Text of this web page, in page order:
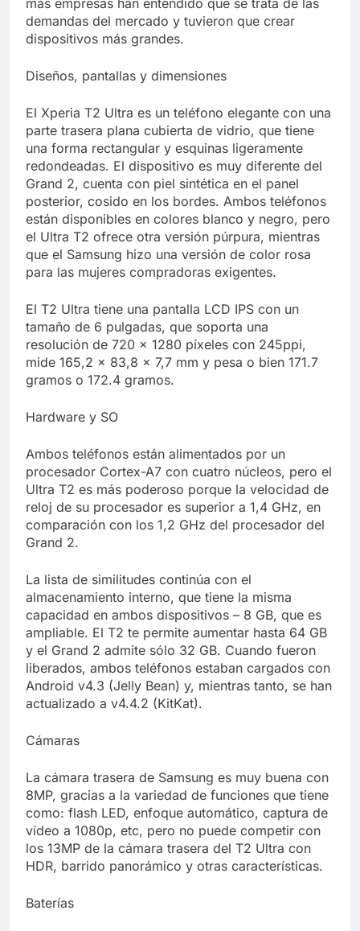
Libre
Crucero en México te
lleva a lugares
paranormales con
nocturna y reuniones de
7 Años Atrás
deepfake de Samsung
movimiento desde una
sola foto
más empresas han entendido que se trata de las
demandas del mercado y tuvieron que crear
dispositivos más grandes.
Diseños, pantallas y dimensiones
El Xperia T2 Ultra es un teléfono elegante con una
parte trasera plana cubierta de vidrio, que tiene
una forma rectangular y esquinas ligeramente
redondeadas. El dispositivo es muy diferente del
Grand 2, cuenta con piel sintética en el panel
posterior, cosido en los bordes. Ambos teléfonos
están disponibles en colores blanco y negro, pero
el Ultra T2 ofrece otra versión púrpura, mientras
que el Samsung hizo una versión de color rosa
para las mujeres compradoras exigentes.
El T2 Ultra tiene una pantalla LCD IPS con un
tamaño de 6 pulgadas, que soporta una
resolución de 720 × 1280 píxeles con 245ppi,
mide 165,2 × 83,8 × 7,7 mm y pesa o bien 171.7
gramos o 172.4 gramos.
Hardware y SO
Ambos teléfonos están alimentados por un
procesador Cortex-A7 con cuatro núcleos, pero el
Ultra T2 es más poderoso porque la velocidad de
reloj de su procesador es superior a 1,4 GHz, en
comparación con los 1,2 GHz del procesador del
Grand 2.
La lista de similitudes continúa con el
almacenamiento interno, que tiene la misma
capacidad en ambos dispositivos – 8 GB, que es
ampliable. El T2 te permite aumentar hasta 64 GB
y el Grand 2 admite sólo 32 GB. Cuando fueron
liberados, ambos teléfonos estaban cargados con
Android v4.3 (Jelly Bean) y, mientras tanto, se han
actualizado a v4.4.2 (KitKat).
Cámaras
La cámara trasera de Samsung es muy buena con
8MP, gracias a la variedad de funciones que tiene
como: flash LED, enfoque automático, captura de
vídeo a 1080p, etc, pero no puede competir con
los 13MP de la cámara trasera del T2 Ultra con
HDR, barrido panorámico y otras características.
Baterías